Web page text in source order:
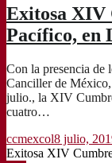
Exitosa XIV
Pacífico, en
Con la presencia de
Canciller de
julio., la XIV
cuatro…
ccmexcol8 julio,
Exitosa XIV